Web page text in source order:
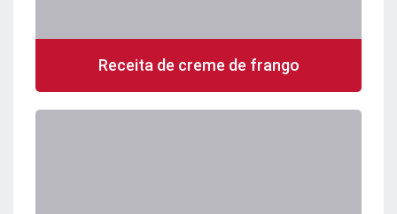
Receita de creme de frango